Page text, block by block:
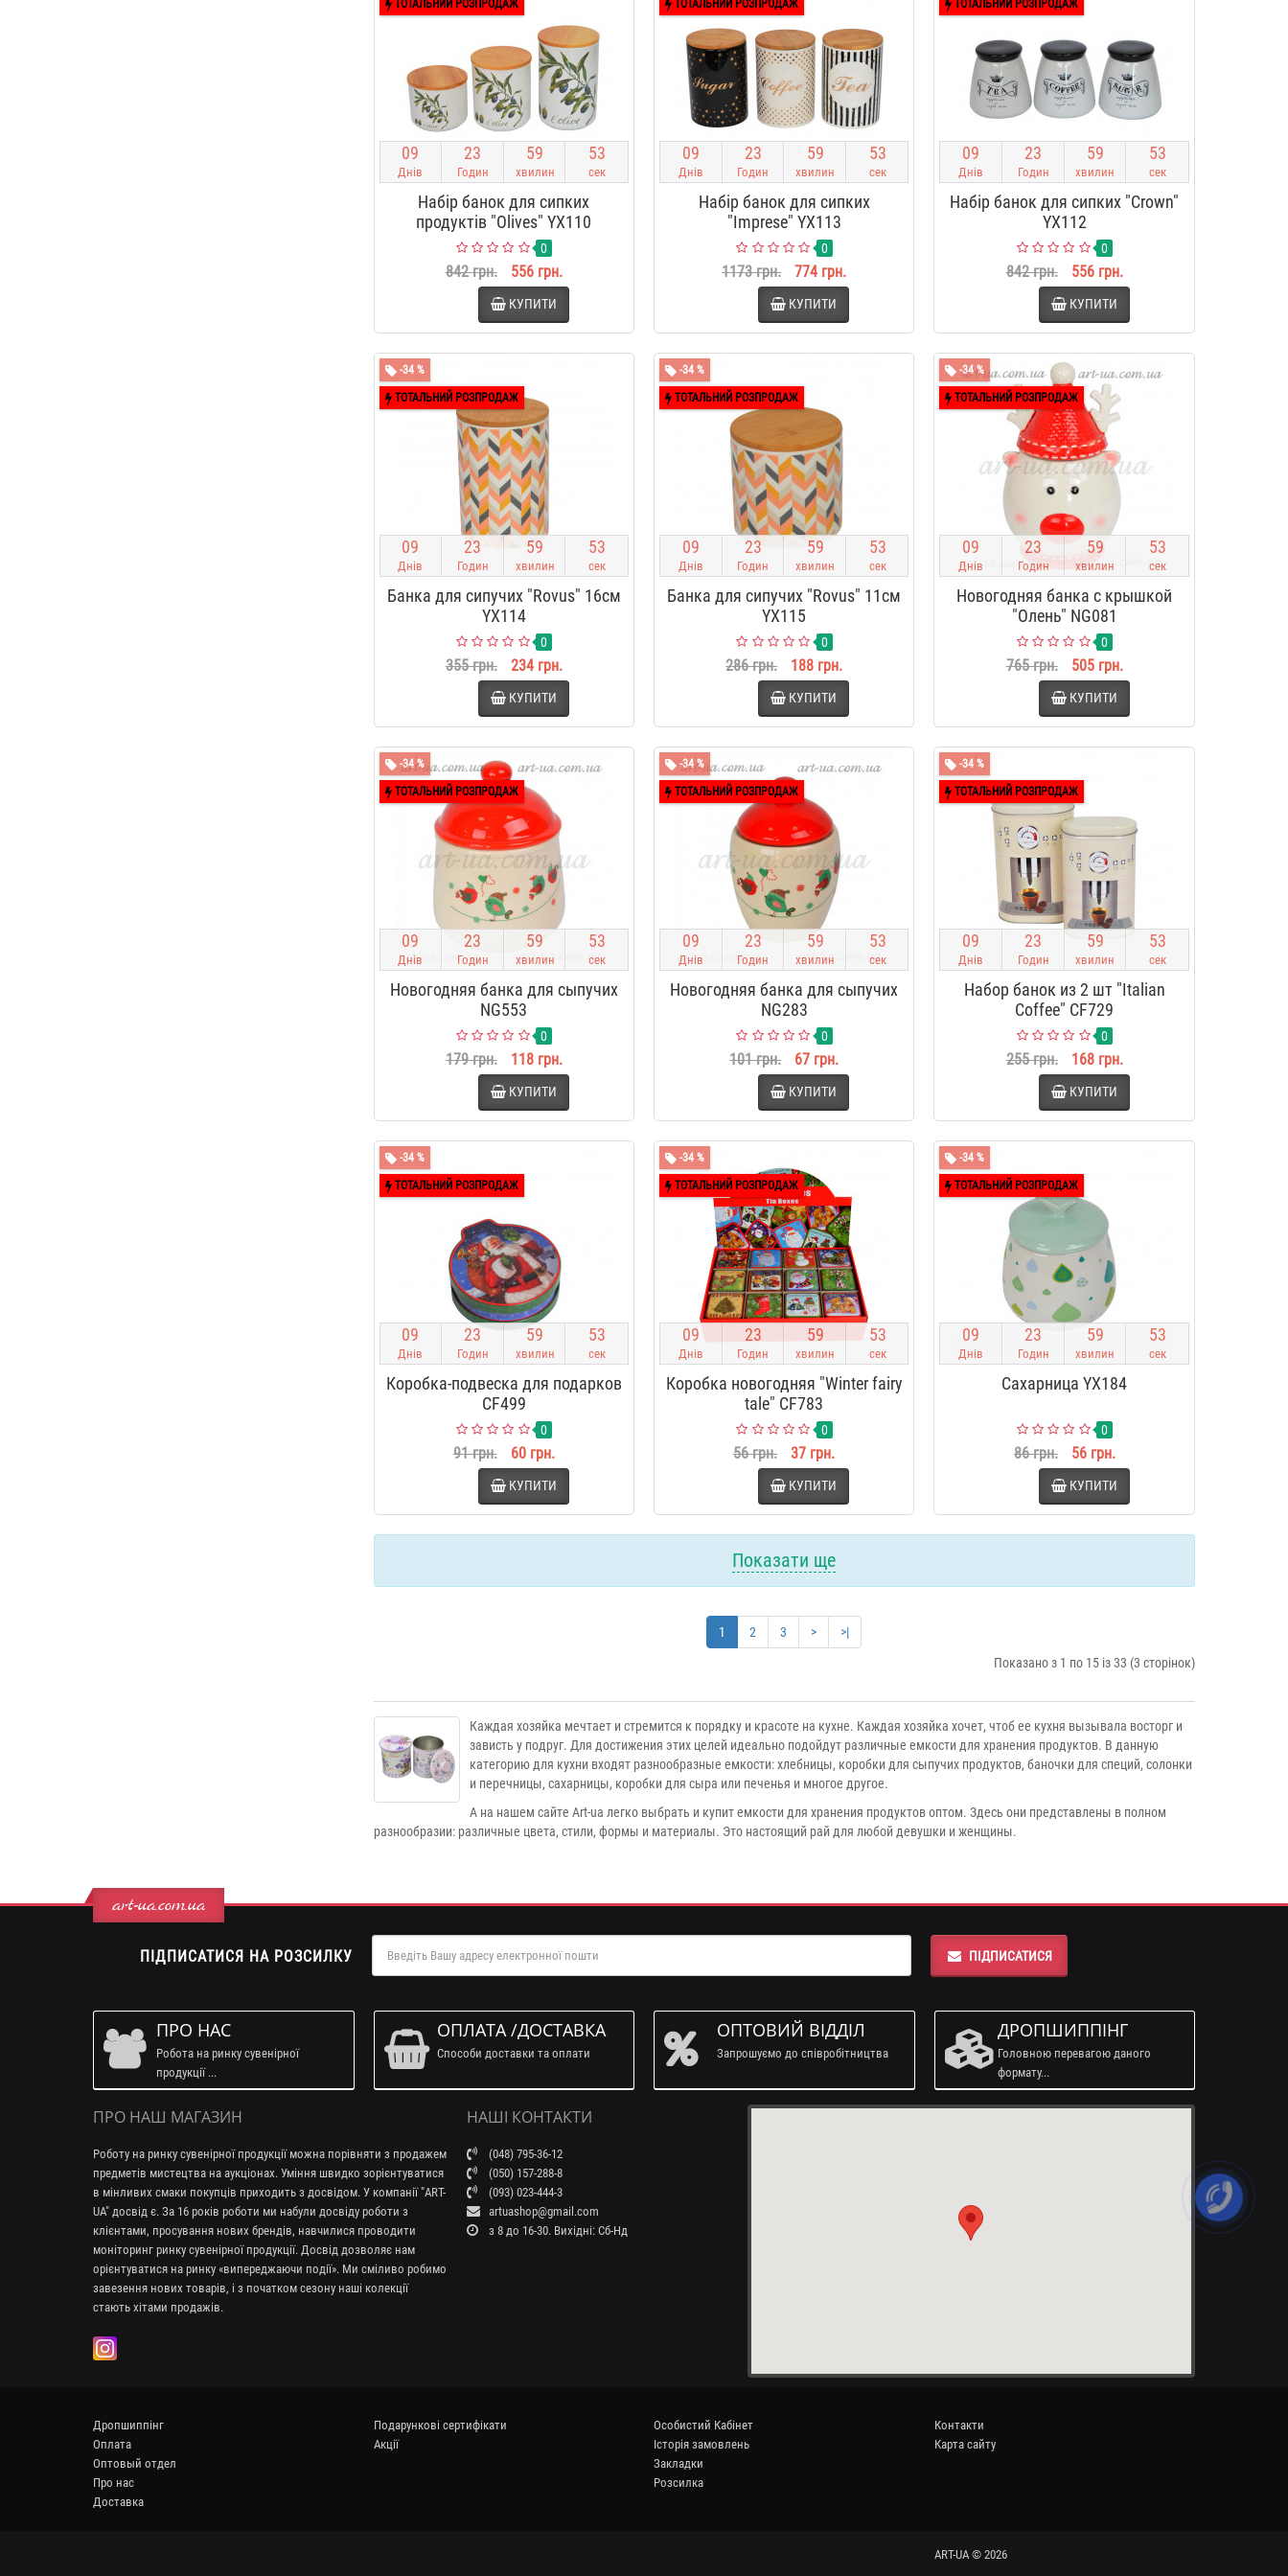
ТОТАЛЬНИЙ РОЗПРОДАЖ
09
Днів
23
Годин
59
хвилин
52
сек
Набір банок для сипких
продуктів "Оlives" YX110
0
842 грн. 556 грн.
КУПИТИ
ТОТАЛЬНИЙ РОЗПРОДАЖ
09
Днів
23
Годин
59
хвилин
52
сек
Набір банок для сипких
"Imprese" YX113
0
1173 грн. 774 грн.
КУПИТИ
ТОТАЛЬНИЙ РОЗПРОДАЖ
09
Днів
23
Годин
59
хвилин
52
сек
Набір банок для сипких "Crown"
YX112
0
842 грн. 556 грн.
КУПИТИ
-34 %
ТОТАЛЬНИЙ РОЗПРОДАЖ
09
Днів
23
Годин
59
хвилин
52
сек
Банка для сипучих "Rovus" 16см
YX114
0
355 грн. 234 грн.
КУПИТИ
-34 %
ТОТАЛЬНИЙ РОЗПРОДАЖ
09
Днів
23
Годин
59
хвилин
52
сек
Банка для сипучих "Rovus" 11см
YX115
0
286 грн. 188 грн.
КУПИТИ
-34 %
ТОТАЛЬНИЙ РОЗПРОДАЖ
09
Днів
23
Годин
59
хвилин
52
сек
Новогодняя банка с крышкой
"Олень" NG081
0
765 грн. 505 грн.
КУПИТИ
-34 %
ТОТАЛЬНИЙ РОЗПРОДАЖ
09
Днів
23
Годин
59
хвилин
52
сек
Новогодняя банка для сыпучих
NG553
0
179 грн. 118 грн.
КУПИТИ
-34 %
ТОТАЛЬНИЙ РОЗПРОДАЖ
09
Днів
23
Годин
59
хвилин
52
сек
Новогодняя банка для сыпучих
NG283
0
101 грн. 67 грн.
КУПИТИ
-34 %
ТОТАЛЬНИЙ РОЗПРОДАЖ
09
Днів
23
Годин
59
хвилин
52
сек
Набор банок из 2 шт "Italian
Coffee" CF729
0
255 грн. 168 грн.
КУПИТИ
-34 %
ТОТАЛЬНИЙ РОЗПРОДАЖ
09
Днів
23
Годин
59
хвилин
52
сек
Коробка-подвеска для подарков
CF499
0
91 грн. 60 грн.
КУПИТИ
-34 %
ТОТАЛЬНИЙ РОЗПРОДАЖ
09
Днів
23
Годин
59
хвилин
52
сек
Коробка новогодняя "Winter fairy
tale" CF783
0
56 грн. 37 грн.
КУПИТИ
-34 %
ТОТАЛЬНИЙ РОЗПРОДАЖ
09
Днів
23
Годин
59
хвилин
52
сек
Сахарница YX184
0
86 грн. 56 грн.
КУПИТИ
Показати ще
1 2 3 >
>|
Показано з 1 по 15 із 33 (3 сторінок)
Каждая хозяйка мечтает и стремится к порядку и красоте на кухне. Каждая хозяйка хочет, чтоб ее кухня вызывала восторг и
зависть у подруг. Для достижения этих целей идеально подойдут различные емкости для хранения продуктов. В данную
категорию для кухни входят разнообразные емкости: хлебницы, коробки для сыпучих продуктов, баночки для специй, солонки
и перечницы, сахарницы, коробки для сыра или печенья и многое другое.
А на нашем сайте Art-ua легко выбрать и купит емкости для хранения продуктов оптом. Здесь они представлены в полном
разнообразии: различные цвета, стили, формы и материалы. Это настоящий рай для любой девушки и женщины.
art-ua.com.ua
ПІДПИСАТИСЯ НА РОЗСИЛКУ ПІДПИСАТИСЯ
ПРО НАС
Робота на ринку сувенірної
продукції ...
ОПЛАТА /ДОСТАВКА
Способи доставки та оплати
ОПТОВИЙ ВІДДІЛ
Запрошуємо до співробітництва
ДРОПШИППІНГ
Головною перевагою даного
формату...
ПРО НАШ МАГАЗИН
Роботу на ринку сувенірної продукції можна порівняти з продажем
предметів мистецтва на аукціонах. Уміння швидко зорієнтуватися
в мінливих смаки покупців приходить з досвідом. У компанії "ART-
UA" досвід є. За 16 років роботи ми набули досвіду роботи з
клієнтами, просування нових брендів, навчилися проводити
моніторинг ринку сувенірної продукції. Досвід дозволяє нам
орієнтуватися на ринку «випереджаючи події». Ми сміливо робимо
завезення нових товарів, і з початком сезону наші колекції
стають хітами продажів.
НАШІ КОНТАКТИ
(048) 795-36-12
(050) 157-288-8
(093) 023-444-3
artuashop@gmail.com
з 8 до 16-30. Вихідні: Сб-Нд
Дропшиппінг
Оплата
Оптовый отдел
Про нас
Доставка
Подарункові сертифікати
Акції
Особистий Кабінет
Історія замовлень
Закладки
Розсилка
Контакти
Карта сайту
ART-UA © 2026